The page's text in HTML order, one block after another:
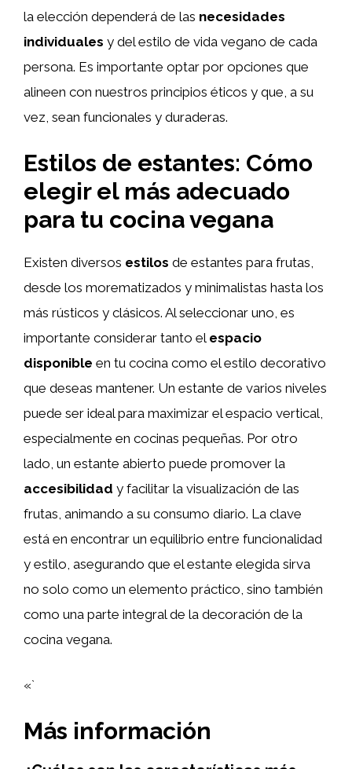
la elección dependerá de las necesidades
individuales y del estilo de vida vegano de cada
persona. Es importante optar por opciones que
alineen con nuestros principios éticos y que, a su
vez, sean funcionales y duraderas.
Estilos de estantes: Cómo
elegir el más adecuado
para tu cocina vegana
Existen diversos estilos de estantes para frutas,
desde los morematizados y minimalistas hasta los
más rústicos y clásicos. Al seleccionar uno, es
importante considerar tanto el espacio
disponible en tu cocina como el estilo decorativo
que deseas mantener. Un estante de varios niveles
puede ser ideal para maximizar el espacio vertical,
especialmente en cocinas pequeñas. Por otro
lado, un estante abierto puede promover la
accesibilidad y facilitar la visualización de las
frutas, animando a su consumo diario. La clave
está en encontrar un equilibrio entre funcionalidad
y estilo, asegurando que el estante elegida sirva
no solo como un elemento práctico, sino también
como una parte integral de la decoración de la
cocina vegana.
«`
Más información